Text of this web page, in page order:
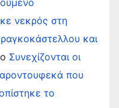
νεκρός στη
και
Συνεχίζονται οι
που
το